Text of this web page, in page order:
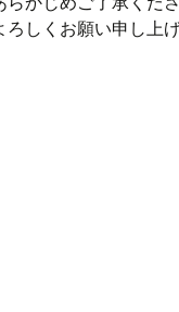
ろしくお願い申し上げ